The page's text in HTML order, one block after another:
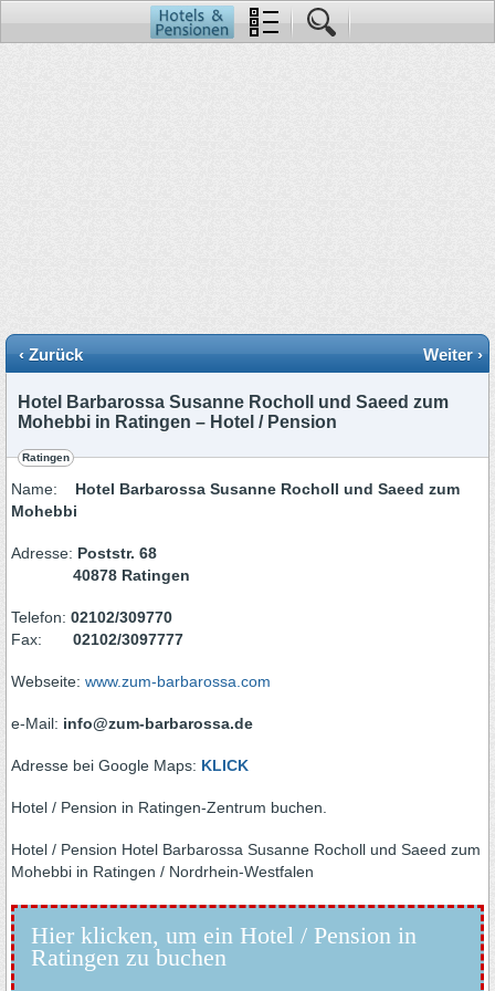
‹ Zurück Weiter ›
Hotel Barbarossa Susanne Rocholl und Saeed zum
Mohebbi in Ratingen – Hotel / Pension
Ratingen
Name: Hotel Barbarossa Susanne Rocholl und Saeed zum
Mohebbi
Adresse: Poststr. 68
40878 Ratingen
Telefon: 02102/309770
Fax: 02102/3097777
Webseite: www.zum-barbarossa.com
e-Mail: info@zum-barbarossa.de
Adresse bei Google Maps: KLICK
Hotel / Pension in Ratingen-Zentrum buchen.
Hotel / Pension Hotel Barbarossa Susanne Rocholl und Saeed zum
Mohebbi in Ratingen / Nordrhein-Westfalen
Hier klicken, um ein Hotel / Pension in
Ratingen zu buchen